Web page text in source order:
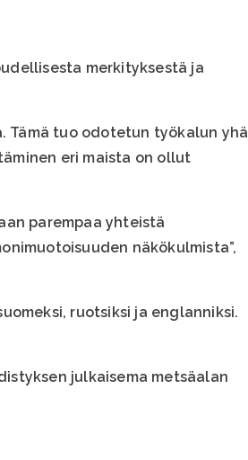
merkityksestä ja
Tämä tuo odotetun työkalun yhä
eri maista on ollut
parempaa yhteistä
näkökulmista”,
ruotsiksi ja englanniksi.
julkaisema metsäalan